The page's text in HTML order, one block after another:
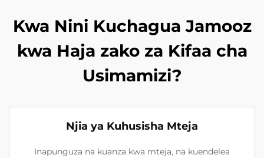
Kwa Nini Kuchagua Jamooz
kwa Haja zako za Kifaa cha
Usimamizi?
Njia ya Kuhusisha Mteja
Inapunguza na kuanza kwa mteja, na kuendelea